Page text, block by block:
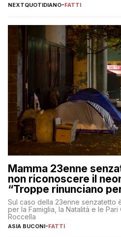
NEXTQUOTIDIANO-FATTI
Mamma 23enne
non riconoscere il
“Troppe rinunciano
Sul caso della 23enne senzatetto
per la Famiglia, la Natalità e le
Roccella
ASIA BUCONI-FATTI